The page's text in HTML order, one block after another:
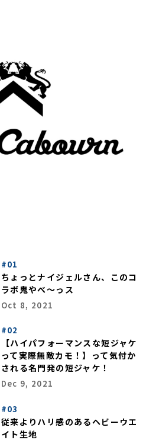
#01
ちょっとナイジェルさん、このコ
ラボ鬼やべ～っス
Oct 8, 2021
#02
【ハイパフォーマンスな短ジャケ
って実際無敵カモ！】って気付か
される名門発の短ジャケ！
Dec 9, 2021
#03
従来よりハリ感のあるヘビーウエ
イト生地